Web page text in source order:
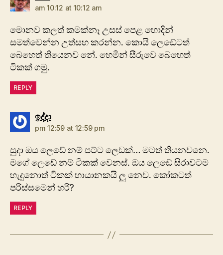
am 10:12 at 10:12 am
මොනව කලත් කමක්නෑ උසස් පෙළ හොදින්
සමත්වෙන්න උත්සහ කරන්න. කොයි ලෙඩේටත්
බෙහෙත් තියෙනව නේ. හෙමින් සීරුවෙ බෙහෙත්
ටිකක් ගමු.
REPLY
ඉද්දාsays:
pm 12:59 at 12:59 pm
සුදා ඔය ලෙඩේ නම් පට්ට ලෙඩක්… මටත් තියනවනෙ.
මගේ ලෙඩේ නම් ටිකක් වෙනස්. ඔය ලෙඩේ සිරාවටම
හැදුනොත් ටිකක් භායානකයි ලු නෙව. කෝකටත්
පරිස්සමෙන් හරි?
REPLY